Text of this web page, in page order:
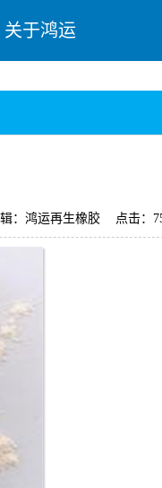
关于鸿运
点击：
：鸿运再生橡胶